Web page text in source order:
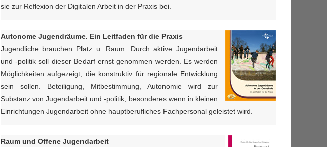
sie zur Reflexion der Digitalen Arbeit in der Praxis bei.
Autonome Jugendräume. Ein Leitfaden für die Praxis
Jugendliche brauchen Platz u. Raum. Durch aktive Jugendarbeit
und -politik soll dieser Bedarf ernst genommen werden. Es werden
Möglichkeiten aufgezeigt, die konstruktiv für regionale Entwicklung
sein sollen. Beteiligung, Mitbestimmung, Autonomie wird zur
Substanz von Jugendarbeit und -politik, besonderes wenn in kleinen
Einrichtungen Jugendarbeit ohne hauptberufliches Fachpersonal geleistet wird.
Raum und Offene Jugendarbeit